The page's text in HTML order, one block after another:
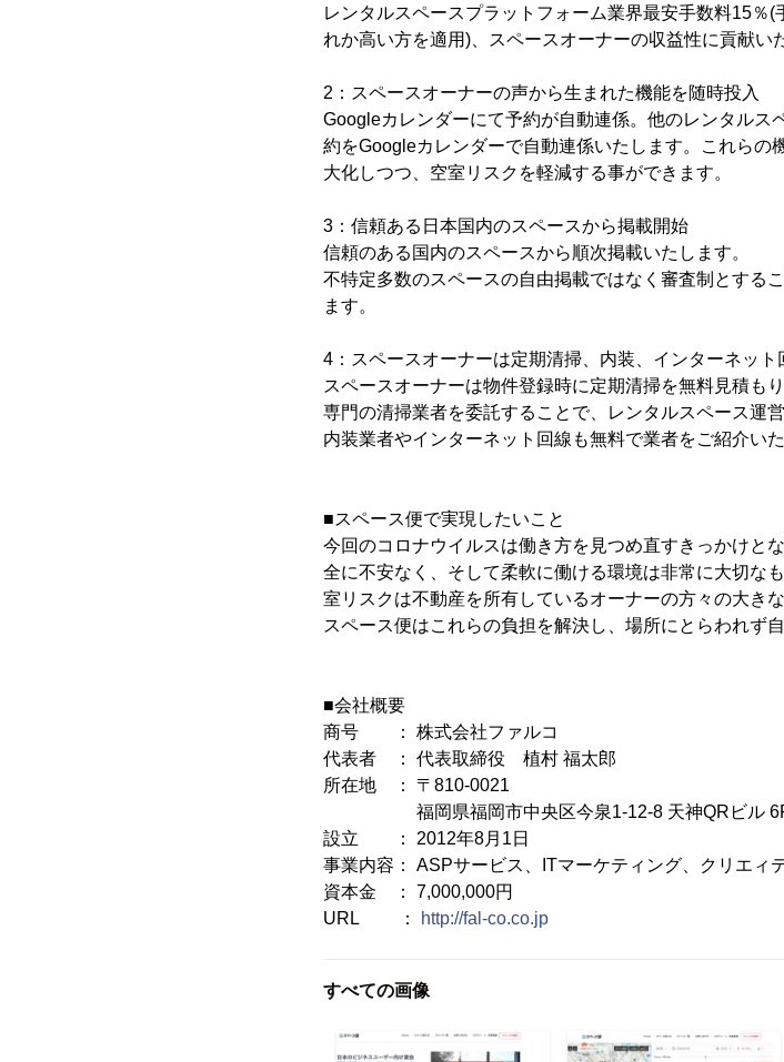
レンタルスペースプラットフォーム業界最安手数料15％
れか高い方を適用)、スペースオーナーの収益性に貢献
2：スペースオーナーの声から生まれた機能を随時投入
Googleカレンダーにて予約が自動連係。他のレンタル
約をGoogleカレンダーで自動連係いたします。これら
大化しつつ、空室リスクを軽減する事ができます。
3：信頼ある日本国内のスペースから掲載開始
信頼のある国内のスペースから順次掲載いたします。
不特定多数のスペースの自由掲載ではなく審査制とする
ます。
4：スペースオーナーは定期清掃、内装、インターネット
スペースオーナーは物件登録時に定期清掃を無料見積も
専門の清掃業者を委託することで、レンタルスペース運
内装業者やインターネット回線も無料で業者をご紹介いた
■スペース便で実現したいこと
今回のコロナウイルスは働き方を見つめ直すきっかけと
全に不安なく、そして柔軟に働ける環境は非常に大切な
室リスクは不動産を所有しているオーナーの方々の大き
スペース便はこれらの負担を解決し、場所にとらわれず
■会社概要
商号 ： 株式会社ファルコ
代表者 ： 代表取締役 植村 福太郎
所在地 ： 〒810-0021
福岡県福岡市中央区今泉1-12-8 天神QRビル
設立 ： 2012年8月1日
事業内容： ASPサービス、ITマーケティング、クリエィ
資本金 ： 7,000,000円
URL ：
http://fal-co.co.jp
すべての画像